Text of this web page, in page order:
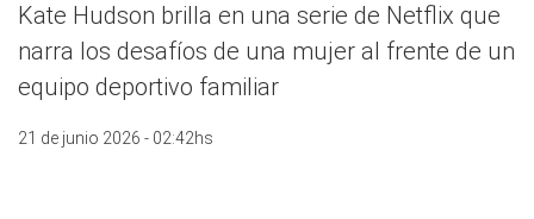
Kate Hudson brilla en una serie de Netflix que
narra los desafíos de una mujer al frente de un
equipo deportivo familiar
21 de junio 2026 - 02:42hs